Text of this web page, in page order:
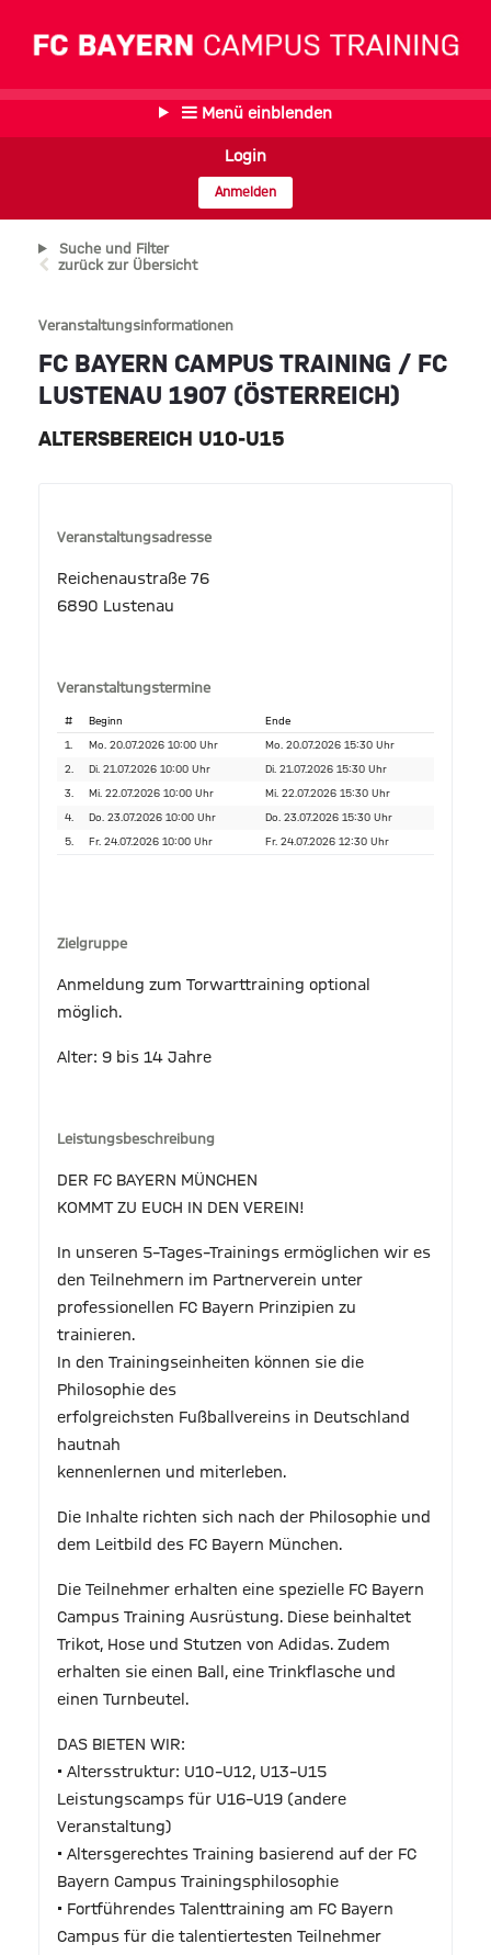
Menü einblenden
Login
Anmelden
Suche und Filter
zurück zur Übersicht
Veranstaltungsinformationen
FC BAYERN CAMPUS TRAINING / FC
LUSTENAU 1907 (ÖSTERREICH)
ALTERSBEREICH U10-U15
Veranstaltungsadresse
Reichenaustraße 76
6890 Lustenau
Veranstaltungstermine
# Beginn Ende
1. Mo. 20.07.2026 10:00 Uhr Mo. 20.07.2026 15:30 Uhr
2. Di. 21.07.2026 10:00 Uhr Di. 21.07.2026 15:30 Uhr
3. Mi. 22.07.2026 10:00 Uhr Mi. 22.07.2026 15:30 Uhr
4. Do. 23.07.2026 10:00 Uhr Do. 23.07.2026 15:30 Uhr
5. Fr. 24.07.2026 10:00 Uhr Fr. 24.07.2026 12:30 Uhr
Zielgruppe
Anmeldung zum Torwarttraining optional
möglich.
Alter: 9 bis 14 Jahre
Leistungsbeschreibung
DER FC BAYERN MÜNCHEN
KOMMT ZU EUCH IN DEN VEREIN!
In unseren 5–Tages–Trainings ermöglichen wir es
den Teilnehmern im Partnerverein unter
professionellen FC Bayern Prinzipien zu
trainieren.
In den Trainingseinheiten können sie die
Philosophie des
erfolgreichsten Fußballvereins in Deutschland
hautnah
kennenlernen und miterleben.
Die Inhalte richten sich nach der Philosophie und
dem Leitbild des FC Bayern München.
Die Teilnehmer erhalten eine spezielle FC Bayern
Campus Training Ausrüstung. Diese beinhaltet
Trikot, Hose und Stutzen von Adidas. Zudem
erhalten sie einen Ball, eine Trinkflasche und
einen Turnbeutel.
DAS BIETEN WIR:
• Altersstruktur: U10–U12, U13–U15
Leistungscamps für U16–U19 (andere
Veranstaltung)
• Altersgerechtes Training basierend auf der FC
Bayern Campus Trainingsphilosophie
• Fortführendes Talenttraining am FC Bayern
Campus für die talentiertesten Teilnehmer